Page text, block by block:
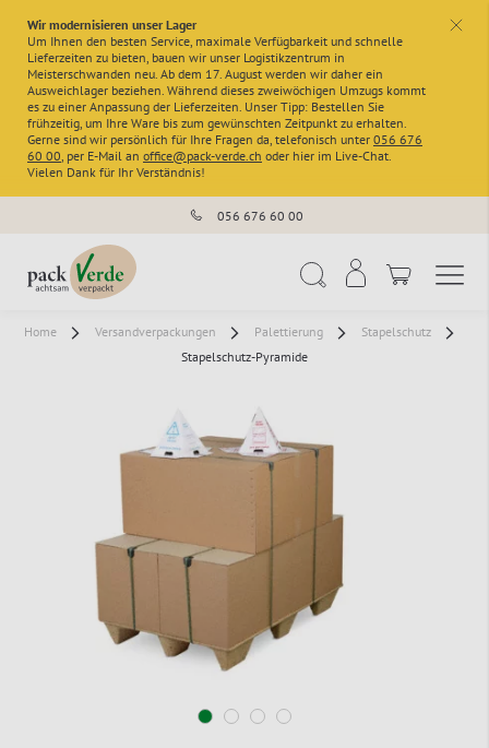
x
Wir modernisieren unser Lager
Um Ihnen den besten Service, maximale Verfügbarkeit und schnelle
Lieferzeiten zu bieten, bauen wir unser Logistikzentrum in
Meisterschwanden neu. Ab dem 17. August werden wir daher ein
Ausweichlager beziehen. Während dieses zweiwöchigen Umzugs kommt
es zu einer Anpassung der Lieferzeiten. Unser Tipp: Bestellen Sie
frühzeitig, um Ihre Ware bis zum gewünschten Zeitpunkt zu erhalten.
Gerne sind wir persönlich für Ihre Fragen da, telefonisch unter 056 676
60 00, per E-Mail an office@pack-verde.ch oder hier im Live-Chat.
Vielen Dank für Ihr Verständnis!
056 676 60 00
Home Versandverpackungen Palettierung
Stapelschutz
Stapelschutz-Pyramide